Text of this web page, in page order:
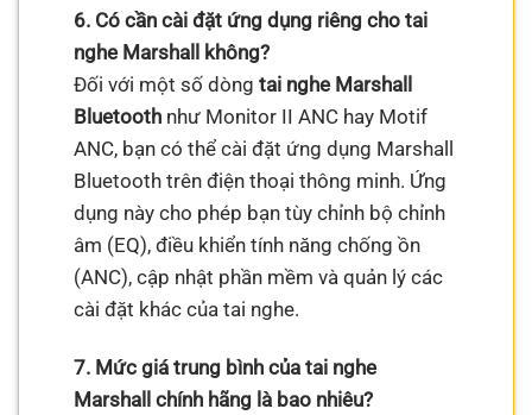
6. Có cần cài đặt ứng dụng riêng cho tai
nghe Marshall không?
Đối với một số dòngtai nghe Marshall
Bluetooth như Monitor II ANC hay Motif
ANC, bạn có thể cài đặt ứng dụng Marshall
Bluetooth trên điện thoại thông minh. Ứng
dụng này cho phép bạn tùy chỉnh bộ chỉnh
âm (EQ), điều khiển tính năng chống ồn
(ANC), cập nhật phần mềm và quản lý các
cài đặt khác của tai nghe.
7. Mức giá trung bình của tai nghe
Marshall chính hãng là bao nhiêu?